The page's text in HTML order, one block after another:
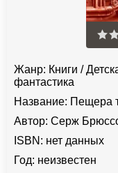
Жанр: Книги /
фантастика
Название: Пещера
Автор: Серж
ISBN: нет данных
Год: неизвестен